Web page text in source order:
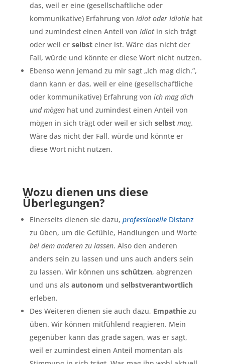
das, weil er eine (gesellschaftliche oder
kommunikative) Erfahrung von Idiot oder Idiotiehat
und zumindest einen Anteil von Idiotin sich trägt
oder weil er selbsteiner ist. Wäre das nicht der
Fall, würde und könnte er diese Wort nicht nutzen.
Ebenso wenn jemand zu mir sagt „Ich mag dich.”,
dann kann er das, weil er eine (gesellschaftliche
oder kommunikative) Erfahrung von ich mag dich
und mögenhat und zumindest einen Anteil von
mögen in sich trägt oder weil er sich selbst mag.
Wäre das nicht der Fall, würde und könnte er
diese Wort nicht nutzen.
Wozu dienen uns diese
Überlegungen?
Einerseits dienen sie dazu, professionelleDistanz
zu üben, um die Gefühle, Handlungen und Worte
bei dem anderen zu lassen. Also den anderen
anders sein zu lassen und uns auch anders sein
zu lassen. Wir können uns schützen, abgrenzen
und uns als autonom und selbstverantwortlich
erleben.
Des Weiteren dienen sie auch dazu, Empathiezu
üben. Wir können mitfühlend reagieren. Mein
gegenüber kann das grade sagen, was er sagt,
weil er zumindest einen Anteil momentan als